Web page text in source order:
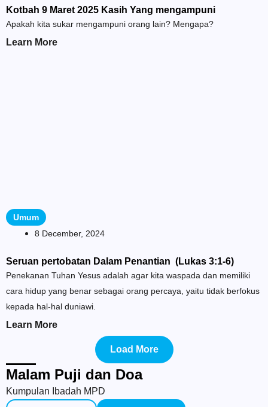
Kotbah 9 Maret 2025 Kasih Yang mengampuni
Apakah kita sukar mengampuni orang lain? Mengapa?
Learn More
Umum
8 December, 2024
Seruan pertobatan Dalam Penantian (Lukas 3:1-6)
Penekanan Tuhan Yesus adalah agar kita waspada dan memiliki
cara hidup yang benar sebagai orang percaya, yaitu tidak berfokus
kepada hal-hal duniawi.
Learn More
Load More
Malam Puji dan Doa
Kumpulan Ibadah MPD